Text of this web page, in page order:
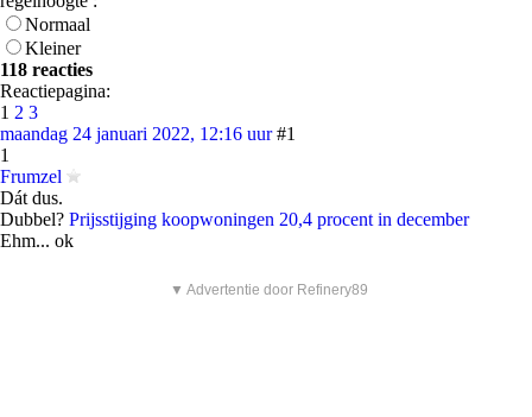
Normaal
Kleiner
118 reacties
Reactiepagina:
1 2 3
maandag 24 januari 2022, 12:16 uur #1
1
Frumzel
Dát dus.
Dubbel? Prijsstijging koopwoningen 20,4 procent in december
Ehm... ok
▼ Advertentie door Refinery89